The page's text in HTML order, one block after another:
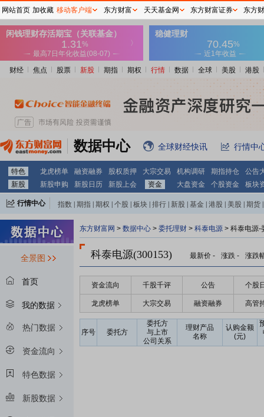
财经 焦点 股票 新股 期指 期权 行情 数据 全球 美股 港股
数据中心 全球财经快讯 行情中
特色 龙虎榜单 融资融券 股权质押 大宗交易 机构调研 期指持仓
公告
新股
新股申购 新股日历 新股上会 资金 大盘资金 个股资金 板块
行情中心 指数 期指 期权 个股 板块 排行 新股 基金 港股 美股 期货
全景图
首页
我的数据
热门数据
资金流向
特色数据
新股数据
东方财富网 > 数据中心 > 委托理财 > 科泰电源 > 科泰电源-
科泰电源(300153) 最新价 - 涨跌 - 涨跌
资金流向 千股千评 公告 个股
龙虎榜单 大宗交易 融资融券 高管
序号 委托方
委托方
与上市
公司关系
理财产品
名称
认购金额
(元)
网站首页 加收藏 移动客户端 东方财富 天天基金网 东方财富证券 东方